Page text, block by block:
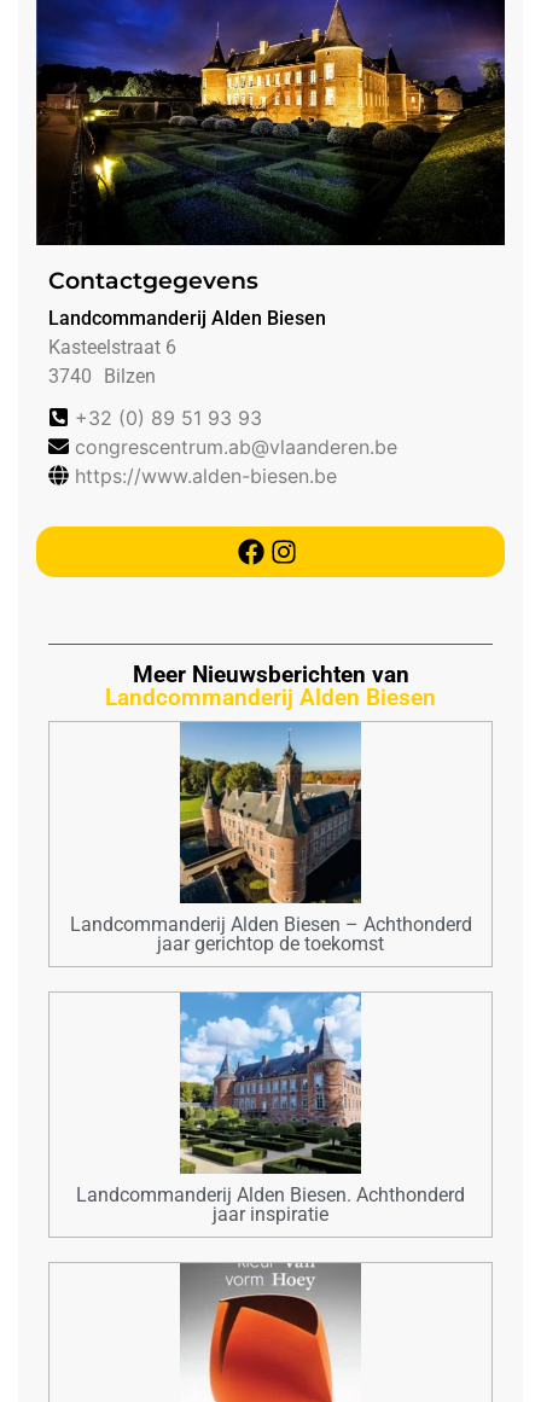
Contactgegevens
Landcommanderij Alden Biesen
Kasteelstraat 6
3740
Bilzen
+32 (0) 89 51 93 93
congrescentrum.ab@vlaanderen.be
https://www.alden-biesen.be
Meer Nieuwsberichten van
Landcommanderij Alden Biesen
Landcommanderij Alden Biesen – Achthonderd
jaar gerichtop de toekomst
Landcommanderij Alden Biesen. Achthonderd
jaar inspiratie